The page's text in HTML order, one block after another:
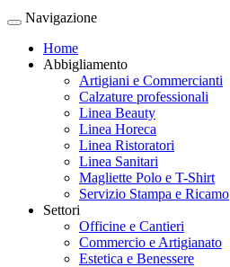
Navigazione
Home
Abbigliamento
Artigiani e Commercianti
Calzature professionali
Linea Beauty
Linea Horeca
Linea Ristoratori
Linea Sanitari
Magliette Polo e T-Shirt
Servizio Stampa e Ricamo
Settori
Officine e Cantieri
Commercio e Artigianato
Estetica e Benessere